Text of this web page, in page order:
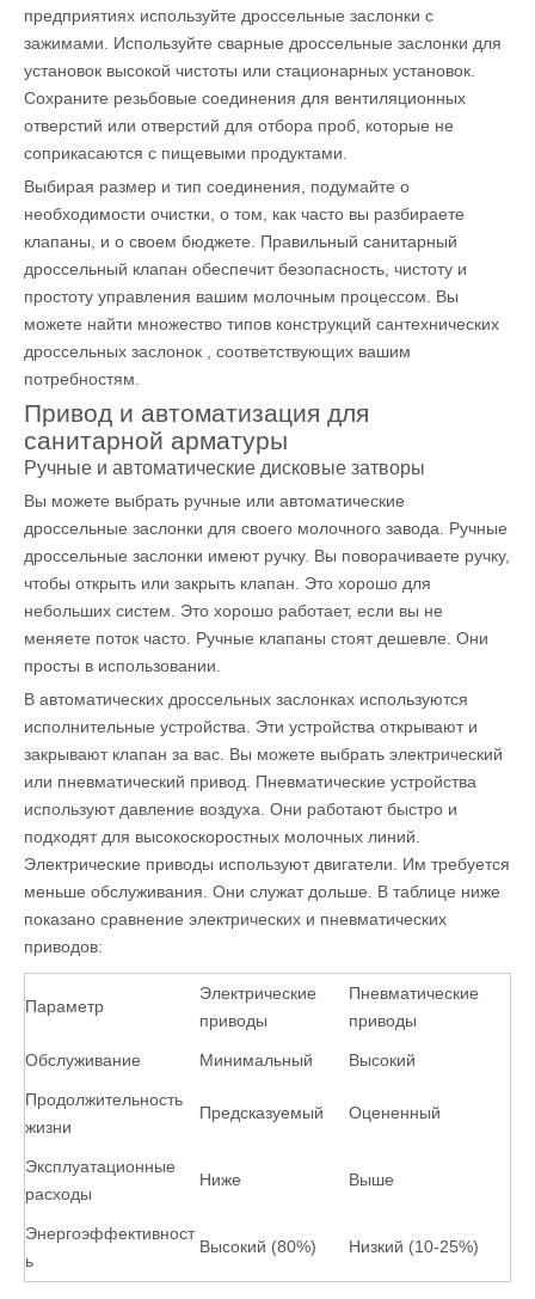
предприятиях используйте дроссельные заслонки с
зажимами. Используйте сварные дроссельные заслонки для
установок высокой чистоты или стационарных установок.
Сохраните резьбовые соединения для вентиляционных
отверстий или отверстий для отбора проб, которые не
соприкасаются с пищевыми продуктами.
Выбирая размер и тип соединения, подумайте о
необходимости очистки, о том, как часто вы разбираете
клапаны, и о своем бюджете. Правильный санитарный
дроссельный клапан обеспечит безопасность, чистоту и
простоту управления вашим молочным процессом. Вы
можете найти множество типов конструкций сантехнических
дроссельных заслонок
, соответствующих вашим
потребностям.
Привод и автоматизация для
санитарной арматуры
Ручные и автоматические дисковые затворы
Вы можете выбрать ручные или автоматические
дроссельные заслонки для своего молочного завода. Ручные
дроссельные заслонки имеют ручку. Вы поворачиваете ручку,
чтобы открыть или закрыть клапан. Это хорошо для
небольших систем. Это хорошо работает, если вы не
меняете поток часто. Ручные клапаны стоят дешевле. Они
просты в использовании.
В автоматических дроссельных заслонках используются
исполнительные устройства. Эти устройства открывают и
закрывают клапан за вас. Вы можете выбрать электрический
или пневматический привод. Пневматические устройства
используют давление воздуха. Они работают быстро и
подходят для высокоскоростных молочных линий.
Электрические приводы используют двигатели. Им требуется
меньше обслуживания. Они служат дольше. В таблице ниже
показано сравнение электрических и пневматических
приводов:
Параметр
Электрические
приводы
Пневматические
приводы
Обслуживание Минимальный Высокий
Продолжительность
жизни
Предсказуемый Оцененный
Эксплуатационные
расходы
Ниже Выше
Энергоэффективност
ь
Высокий (80%) Низкий (10-25%)